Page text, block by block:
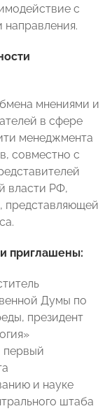
с
мнениями и
в сфере
менеджмента
совместно с
власти РФ,
приглашены:
Думы по
президент
первый
и науке
штаба